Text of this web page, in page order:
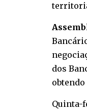
dos
Quinta-